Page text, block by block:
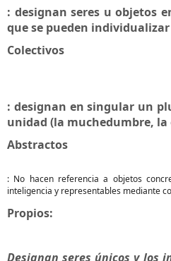
: designan seres u objetos
que se pueden
Colectivos
: designan en singular un
unidad (la muchedumbre, la
Abstractos
: No hacen referencia a objetos
inteligencia y representables mediante
Propios:
Designan seres únicos y los